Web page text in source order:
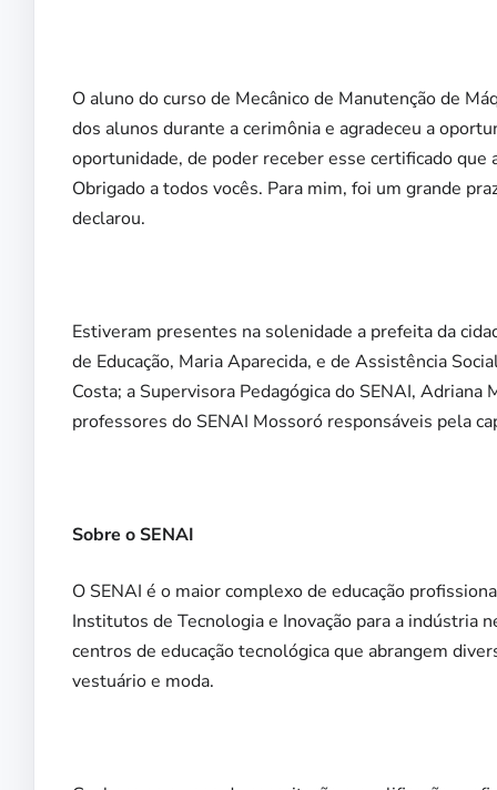
O aluno do curso de Mecânico de Manutenção de
dos alunos durante a cerimônia e agradeceu a
oportunidade, de poder receber esse certificado
Obrigado a todos vocês. Para mim, foi um grande
declarou.
Estiveram presentes na solenidade a prefeita da
de Educação, Maria Aparecida, e de Assistência
Costa; a Supervisora Pedagógica do SENAI,
professores do SENAI Mossoró responsáveis pela
Sobre o SENAI
O SENAI é o maior complexo de educação
Institutos de Tecnologia e Inovação para a indústria
centros de educação tecnológica que abrangem
vestuário e moda.